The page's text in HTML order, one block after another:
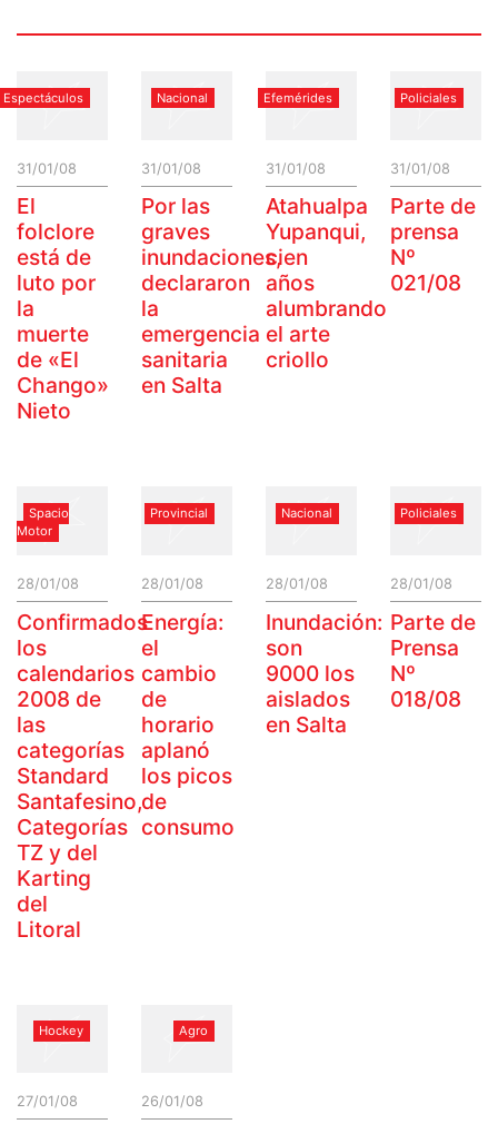
Espectáculos
31/01/08
El
folclore
está de
luto por
la
muerte
de «El
Chango»
Nieto
Nacional
31/01/08
Por las
graves
inundaciones,
declararon
la
emergencia
sanitaria
en Salta
Efemérides
31/01/08
Atahualpa
Yupanqui,
cien
años
alumbrando
el arte
criollo
Policiales
31/01/08
Parte de
prensa
Nº
021/08
Spacio
Motor
28/01/08
Confirmados
los
calendarios
2008 de
las
categorías
Standard
Santafesino,
Categorías
TZ y del
Karting
del
Litoral
Provincial
28/01/08
Energía:
el
cambio
de
horario
aplanó
los picos
de
consumo
Nacional
28/01/08
Inundación:
son
9000 los
aislados
en Salta
Policiales
28/01/08
Parte de
Prensa
Nº
018/08
Hockey
27/01/08
Agro
26/01/08